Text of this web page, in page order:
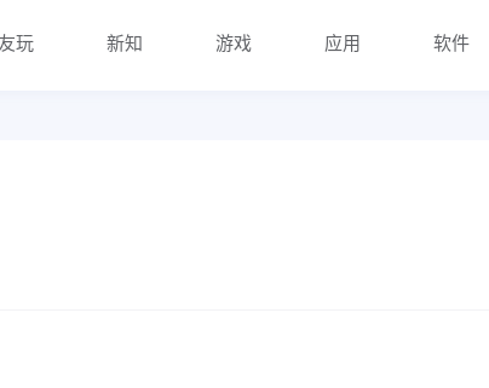
友玩 新知 游戏 应用 软件